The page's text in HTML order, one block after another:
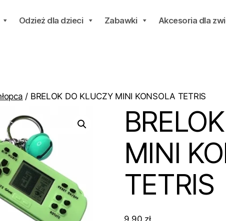
Odzież dla dzieci Zabawki Akcesoria dla
/ BRELOK DO KLUCZY MINI KONSOLA TETRIS
MINI
TETRIS
9,90 zł